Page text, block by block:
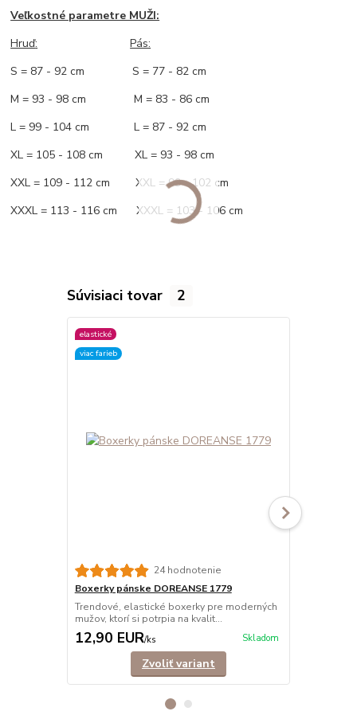
Veľkostné parametre MUŽI:
Hruď:
Pás:
S = 87 - 92 cm S = 77 - 82 cm
M = 93 - 98 cm M = 83 - 86 cm
L = 99 - 104 cm L = 87 - 92 cm
XL = 105 - 108 cm XL = 93 - 98 cm
XXL = 109 - 112 cm XXL = 99 - 102 cm
XXXL = 113 - 116 cm XXXL = 103 - 106 cm
Súvisiaci tovar 2
elastické
viac farieb
24 hodnotenie
Boxerky pánske DOREANSE 1779
Trendové, elastické boxerky pre moderných
mužov, ktorí si potrpia na kvalit...
12,90 EUR/ks Skladom
Zvoliť variant